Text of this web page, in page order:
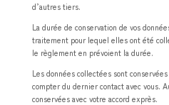
d’autres tiers.
La durée de conservation de vos
traitement pour lequel elles ont été
le règlement en prévoient la durée.
Les données collectées sont
compter du dernier contact avec vous.
conservées avec votre accord exprès.